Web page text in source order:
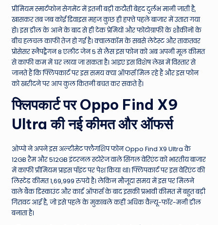
d
T
h
e
W
o
rl
d
प्रीमियम स्मार्टफोन सेगमेंट में इतनी बड़ी कटौती बेहद दुर्लभ मानी जाती है,
खासकर तब जब कोई डिवाइस महज कुछ ही हफ्ते पहले बाजार में उतारा गया
हो। इस डील के आने के बाद से ही टेक प्रेमियों और फोटोग्राफी के शौकीनों के
बीच हलचल काफी तेज हो गई है। क्वालकॉम के सबसे लेटेस्ट और ताकतवर
प्रोसेसर स्नैपड्रैगन 8 एलीट जेन 5 से लैस इस फोन को अब अपनी मूल कीमत
से काफी कम में घर लाया जा सकता है। आइए इस विशेष लेख में विस्तार से
जानते हैं कि फ्लिपकार्ट पर इस समय क्या ऑफर्स मिल रहे हैं और इस फोन
को खरीदने पर आप कुल कितनी बचत कर सकते हैं।
फ्लिपकार्ट पर Oppo Find X9
Ultra की नई कीमत और ऑफर्स
ओप्पो ने अपने इस अल्टीमेट फ्लैगशिप फोन Oppo Find X9 Ultra के
12GB रैम और 512GB इंटरनल स्टोरेज वाले सिंगल वेरिएंट को भारतीय बाजार
में काफी प्रीमियम प्राइस पॉइंट पर पेश किया था। फ्लिपकार्ट पर इस वेरिएंट की
लिस्टेड कीमत 1,69,999 रुपये है। लेकिन मौजूदा समय में इस पर मिलने
वाले बैंक डिस्काउंट और कार्ड ऑफर्स के बाद इसकी प्रभावी कीमत में बहुत बड़ी
गिरावट आई है, जो इसे पहले के मुकाबले कहीं अधिक वैल्यू-फॉर-मनी डील
बनाता है।